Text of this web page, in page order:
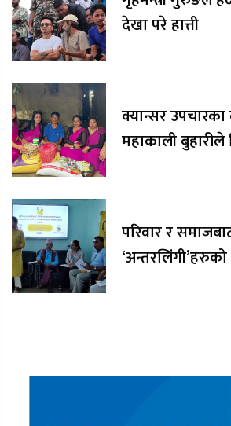
देखा परे हात्ती
क्यान्सर
महाकाली
परिवार र